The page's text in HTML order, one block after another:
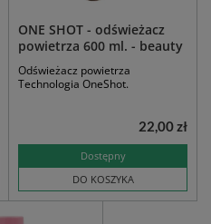
ONE SHOT - odświeżacz
powietrza 600 ml. - beauty
Odświeżacz powietrza
Technologia OneShot.
Dostępny
DO KOSZYKA
22,00 zł